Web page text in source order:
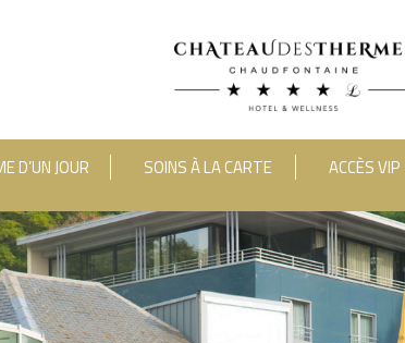
category_include="sejour, chambre"]
RUE HAUSTER 9, B-4050
+32(0)4 367 80 67
D’UN JOUR SOINS À LA CARTE ACCÈS VIP